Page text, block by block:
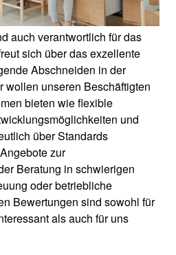
auch verantwortlich für das
sich über das exzellente
Abschneiden in der
wollen unseren Beschäftigten
bieten wie flexible
und
über Standards
zur
Beratung in schwierigen
oder betriebliche
Bewertungen sind sowohl für
als auch für uns